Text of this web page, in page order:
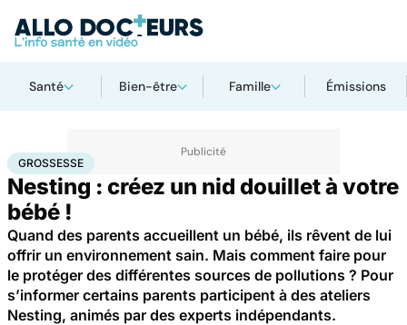
Santé Bien-être Famille Émissions
AccueilSantéSociété Santé publiqueGrossesse
GROSSESSE
Nesting : créez un nid douillet à votre
bébé !
Quand des parents accueillent un bébé, ils rêvent de lui
offrir un environnement sain. Mais comment faire pour
le protéger des différentes sources de pollutions ? Pour
s’informer certains parents participent à des ateliers
Nesting, animés par des experts indépendants.